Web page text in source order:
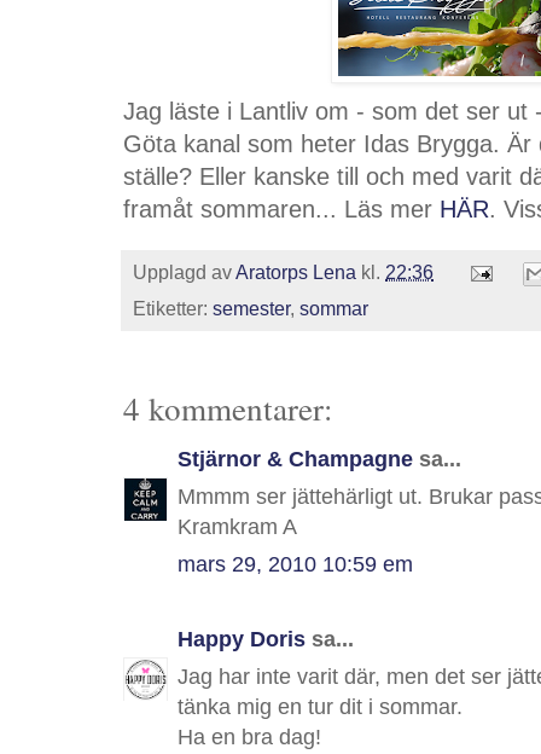
Jag läste i Lantliv om - som det ser ut
Göta kanal som heter Idas Brygga.
ställe? Eller kanske till och med varit
framåt sommaren... Läs mer HÄR.
Upplagd avAratorps Lena kl. 22:36
Etiketter: semester, sommar
4 kommentarer:
Stjärnor & Champagne sa...
Mmmm ser jättehärligt ut. Brukar
Kramkram A
mars 29, 2010 10:59 em
Happy Doris sa...
Jag har inte varit där, men det ser
tänka mig en tur dit i sommar.
Ha en bra dag!